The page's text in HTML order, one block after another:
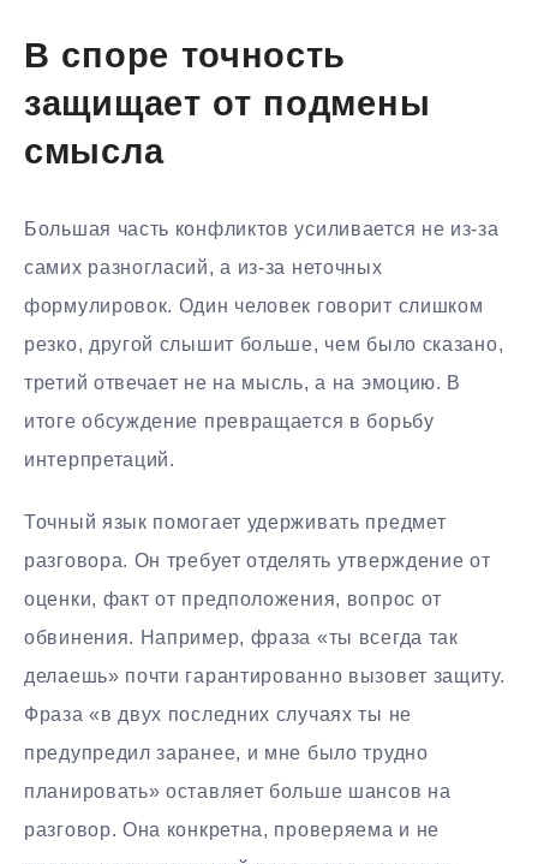
В споре точность
защищает от подмены
смысла
Большая часть конфликтов усиливается не из-за
самих разногласий, а из-за неточных
формулировок. Один человек говорит слишком
резко, другой слышит больше, чем было сказано,
третий отвечает не на мысль, а на эмоцию. В
итоге обсуждение превращается в борьбу
интерпретаций.
Точный язык помогает удерживать предмет
разговора. Он требует отделять утверждение от
оценки, факт от предположения, вопрос от
обвинения. Например, фраза «ты всегда так
делаешь» почти гарантированно вызовет защиту.
Фраза «в двух последних случаях ты не
предупредил заранее, и мне было трудно
планировать» оставляет больше шансов на
разговор. Она конкретна, проверяема и не